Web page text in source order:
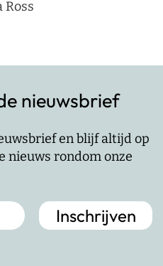
Ross
nieuwsbrief
en blijf altijd op
nieuws rondom onze